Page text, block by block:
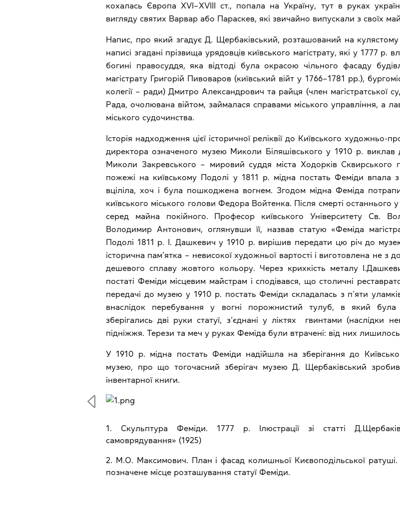
кохалась Європа XVI–XVIII ст., попала на Україну, тут в руках
вигляду святих Варвар або Параскев, які звичайно випускали з своїх
Напис, про який згадує Д. Щербаківський, розташований на
написі згадані прізвища урядовців київського магістрату, які у 1777
богині правосуддя, яка відтоді була окрасою чільного фасаду
магістрату Григорій Пивоваров (київський війт у 1766–1781 рр.),
колегії – ради) Дмитро Александрович та райця (член магістратської
Рада, очолювана війтом, займалася справами міського управління, а
міського судочинства.
Історія надходження цієї історичної реліквії до Київського
директора означеного музею Миколи Біляшівського у 1910 р.
Миколи Закревського – мировий суддя міста Ходорків Сквирського
пожежі на київському Подолі у 1811 р. мідна постать Феміди впала з
вціліла, хоч і була пошкоджена вогнем. Згодом мідна Феміда
київського міського голови Федора Войтенка. Після смерті
серед майна покійного. Професор київського Університету Св.
Володимир Антонович, оглянувши її, назвав статую «Феміда
Подолі 1811 р. І. Дашкевич у 1910 р. вирішив передати цю річ до
історична пам’ятка – невисокої художньої вартості і виготовлена не з
дешевого сплаву жовтого кольору. Через крихкість металу
постаті Феміди місцевим майстрам і сподівався, що столичні
передачі до музею у 1910 р. постать Феміди складалась з п’яти
внаслідок перебування у вогні порожнистий тулуб, в який
зберігались дві руки статуї, з’єднані у ліктях гвинтами (наслідки
підніжжя. Терези та меч у руках Феміда були втрачені: від них лишилось
У 1910 р. мідна постать Феміди надійшла на зберігання до
музею, про що тогочасний зберігач музею Д. Щербаківський
інвентарної книги.
1. Скульптура Феміди. 1777 р. Ілюстрації зі статті
самоврядування» (1925)
2. М.О. Максимович. План і фасад колишньої Києвоподільської
позначене місце розташування статуї Феміди.